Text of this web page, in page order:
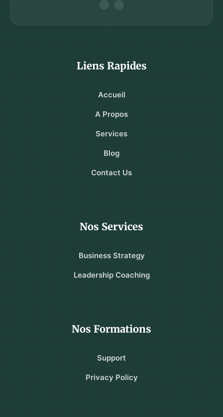
Liens Rapides
Accueil
A Propos
Services
Blog
Contact Us
Nos Services
Business Strategy
Leadership Coaching
Nos Formations
Support
Privacy Policy